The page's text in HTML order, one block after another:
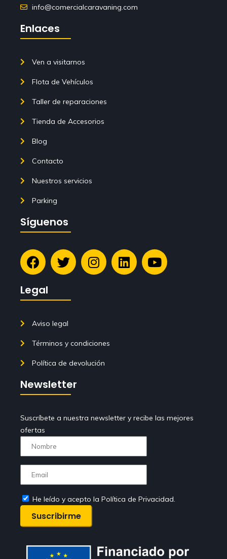
info@comercialcaravaning.com
Enlaces
Ven a visitarnos
Flota de Vehículos
Taller de reparaciones
Tienda de Accesorios
Blog
Contacto
Nuestros servicios
Parking
Síguenos
Legal
Aviso legal
Términos y condiciones
Política de devolución
Newsletter
Suscríbete a nuestra newsletter y recibe las mejores
ofertas
He leído y acepto la Política de Privacidad.